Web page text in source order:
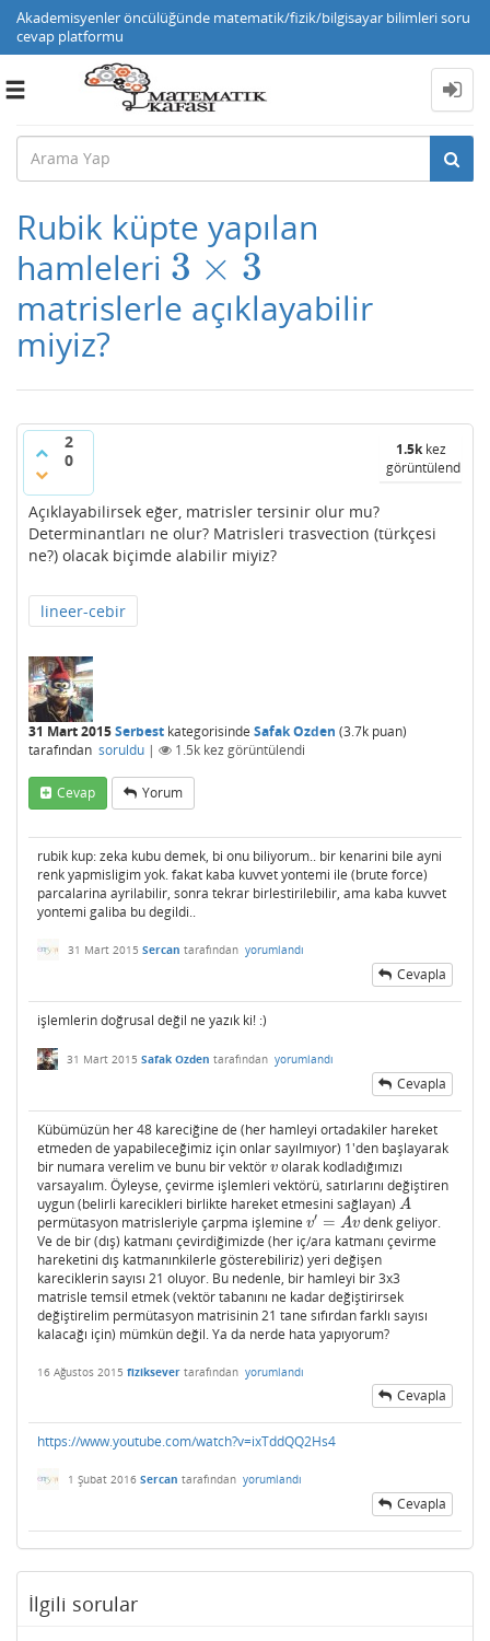
Akademisyenler öncülüğünde matematik/fizik/bilgisayar bilimleri soru
cevap platformu
Toggle
Rubik küpte yapılan
hamleleri 3 × 3
3 ×3
matrislerle açıklayabilir
miyiz?
2
0
1.5kkez
görüntülendi
Açıklayabilirsek eğer, matrisler tersinir olur mu?
Determinantları ne olur? Matrisleri trasvection (türkçesi
ne?) olacak biçimde alabilir miyiz?
lineer-cebir
31 Mart 2015Serbest kategorisinde Safak Ozden (3.7k puan)
tarafından soruldu | 1.5k kez görüntülendi
Cevap Yorum
rubik kup: zeka kubu demek, bi onu biliyorum.. bir kenarini bile ayni
renk yapmisligim yok. fakat kaba kuvvet yontemi ile (brute force)
parcalarina ayrilabilir, sonra tekrar birlestirilebilir, ama kaba kuvvet
yontemi galiba bu degildi..
31 Mart 2015 Sercan tarafından yorumlandı
Cevapla
işlemlerin doğrusal değil ne yazık ki! :)
31 Mart 2015 Safak Ozden tarafından yorumlandı
Cevapla
Kübümüzün her 48 kareciğine de (her hamleyi ortadakiler hareket
etmeden de yapabileceğimiz için onlar sayılmıyor) 1'den başlayarak
bir numara verelim ve bunu bir vektör v
v olarak kodladığımızı
varsayalım. Öyleyse, çevirme işlemleri vektörü, satırlarını değiştiren
uygun (belirli karecikleri birlikte hareket etmesini sağlayan) A
A
permütasyon matrisleriyle çarpma işlemine v′ = Av
v′ Av
denk geliyor.
Ve de bir (dış) katmanı çevirdiğimizde (her iç/ara katmanı çevirme
hareketini dış katmanınkilerle gösterebiliriz) yeri değişen
kareciklerin sayısı 21 oluyor. Bu nedenle, bir hamleyi bir 3x3
matrisle temsil etmek (vektör tabanını ne kadar değiştirirsek
değiştirelim permütasyon matrisinin 21 tane sıfırdan farklı sayısı
kalacağı için) mümkün değil. Ya da nerde hata yapıyorum?
16 Ağustos 2015 fiziksever tarafından yorumlandı
Cevapla
https://www.youtube.com/watch?v=ixTddQQ2Hs4
1 Şubat 2016 Sercan tarafından yorumlandı
Cevapla
İlgili sorular